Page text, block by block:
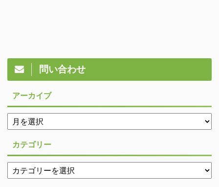
問い合わせ
アーカイブ
カテゴリー